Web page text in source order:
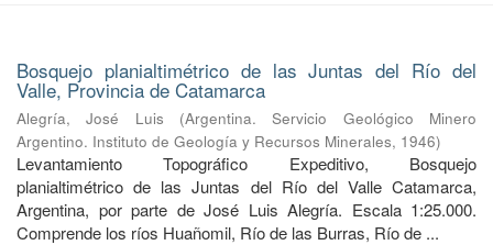
Bosquejo planialtimétrico de las Juntas del Río del
Valle, Provincia de Catamarca
Alegría, José Luis (Argentina. Servicio Geológico Minero
Argentino. Instituto de Geología y Recursos Minerales, 1946)
Levantamiento Topográfico Expeditivo, Bosquejo
planialtimétrico de las Juntas del Río del Valle Catamarca,
Argentina, por parte de José Luis Alegría. Escala 1:25.000.
Comprende los ríos Huañomil, Río de las Burras, Río de ...